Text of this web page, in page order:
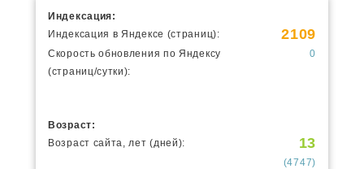
Индексация:
Индексация в Яндексе (страниц):
2109
Скорость обновления по Яндексу
(страниц/сутки):
0
Возраст:
Возраст сайта, лет (дней):
13
(4747)